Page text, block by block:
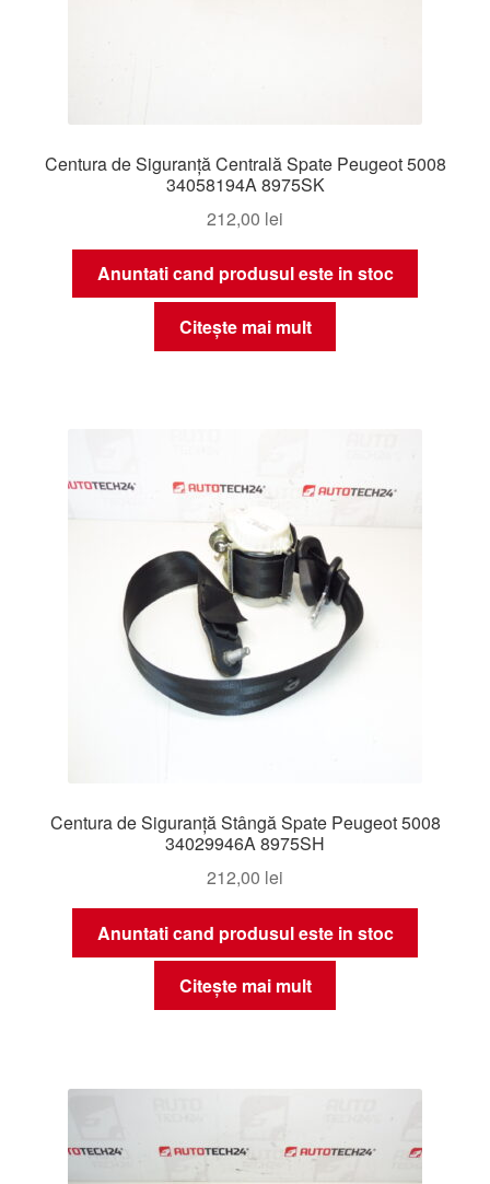
Centura de Siguranță Centrală Spate Peugeot 5008
34058194A 8975SK
212,00 lei
Anuntati cand produsul este in stoc
Citește mai mult
Centura de Siguranță Stângă Spate Peugeot 5008
34029946A 8975SH
212,00 lei
Anuntati cand produsul este in stoc
Citește mai mult